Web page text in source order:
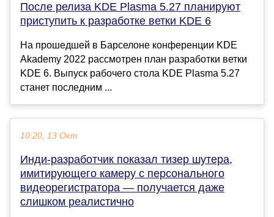
После релиза KDE Plasma 5.27 планируют
приступить к разработке ветки KDE 6
На прошедшей в Барселоне конференции KDE
Akademy 2022 рассмотрен план разработки ветки
KDE 6. Выпуск рабочего стола KDE Plasma 5.27
станет последним ...
10:20, 13 Окт
Инди-разработчик показал тизер шутера,
имитирующего камеру с персонального
видеорегистратора — получается даже
слишком реалистично